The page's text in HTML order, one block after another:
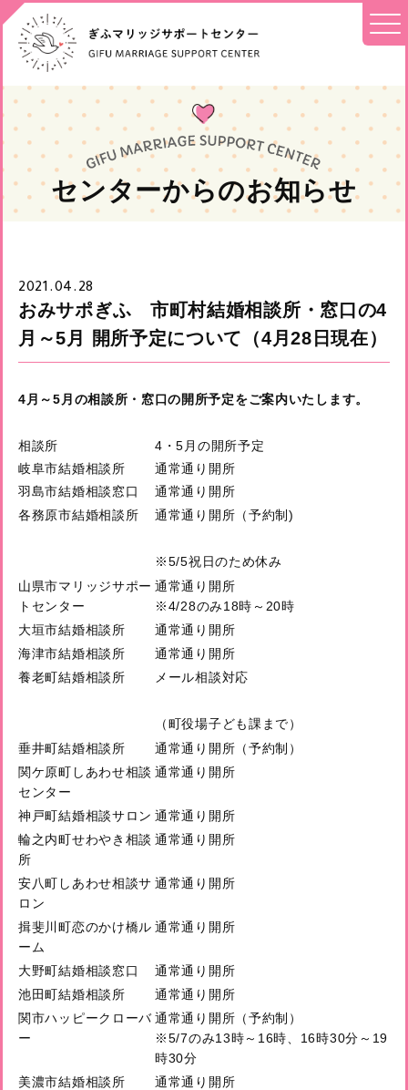
センターからのお知らせ
2021.04.28
おみサポぎふ 市町村結婚相談所・窓口の4
月～5月 開所予定について（4月28日現在）
4月～5月の相談所・窓口の開所予定をご案内いたします。
相談所
4・5月の開所予定
岐阜市結婚相談所
通常通り開所
羽島市結婚相談窓口
通常通り開所
各務原市結婚相談所
通常通り開所（予約制)
※5/5祝日のため休み
山県市マリッジサポー
トセンター
通常通り開所
※4/28のみ18時～20時
大垣市結婚相談所
通常通り開所
海津市結婚相談所
通常通り開所
養老町結婚相談所
メール相談対応
（町役場子ども課まで）
垂井町結婚相談所
通常通り開所（予約制）
関ケ原町しあわせ相談
センター
通常通り開所
神戸町結婚相談サロン 通常通り開所
輪之内町せわやき相談
所
通常通り開所
安八町しあわせ相談サ
ロン
通常通り開所
揖斐川町恋のかけ橋ル
ーム
通常通り開所
大野町結婚相談窓口
通常通り開所
池田町結婚相談所
通常通り開所
関市ハッピークローバ
ー
通常通り開所（予約制）
※5/7のみ13時～16時、16時30分～19
時30分
美濃市結婚相談所
通常通り開所